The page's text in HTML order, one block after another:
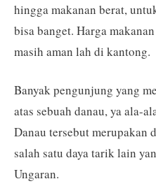
hingga makanan berat,
bisa banget. Harga
masih aman lah di kantong.
Banyak pengunjung yang
atas sebuah danau, ya ala-
Danau tersebut merupakan
salah satu daya tarik lain
Ungaran.